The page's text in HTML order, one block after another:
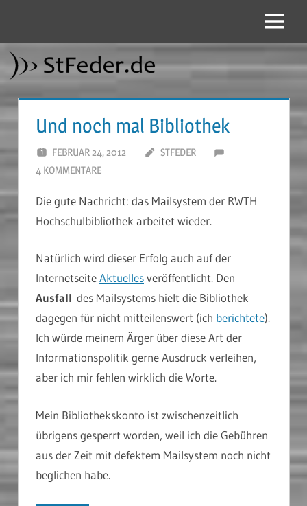
springen
Menü
Und noch mal Bibliothek
FEBRUAR 24, 2012
STFEDER
4 KOMMENTARE
Die gute Nachricht: das Mailsystem der RWTH
Hochschulbibliothek arbeitet wieder.
Natürlich wird dieser Erfolg auch auf der
InternetseiteAktuellesveröffentlicht. Den
Ausfall des Mailsystems hielt die Bibliothek
dagegen für nicht mitteilenswert (ich berichtete).
Ich würde meinem Ärger über diese Art der
Informationspolitik gerne Ausdruck verleihen,
aber ich mir fehlen wirklich die Worte.
Mein Bibliothekskonto ist zwischenzeitlich
übrigens gesperrt worden, weil ich die Gebühren
aus der Zeit mit defektem Mailsystem noch nicht
beglichen habe.